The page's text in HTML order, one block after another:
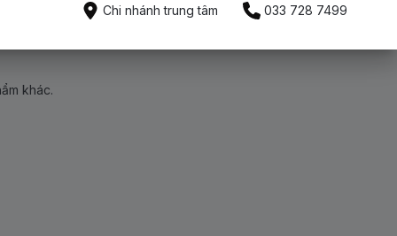
khác.
Chi nhánh trung tâm 033 728 7499